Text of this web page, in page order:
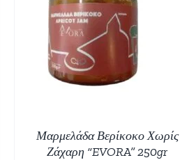
Μαρμελάδα Βερίκοκο Χωρίς
Ζάχαρη “EVORA” 250gr